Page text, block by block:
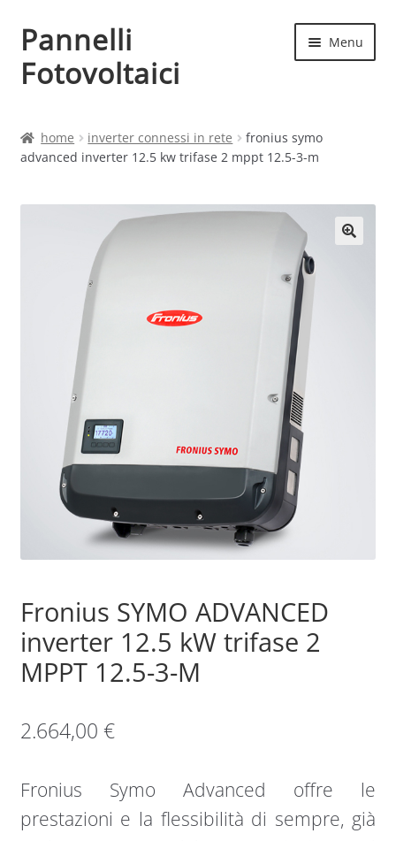
Vai
alla
navigazione
Vai
al
contenuto
Pannelli
Fotovoltaici
Menu
Cart
Checkout
My account
Produttori
Sample Page
home inverter connessi in rete
fronius symo
advanced inverter 12.5 kw trifase 2 mppt 12.5-3-m
Fronius SYMO ADVANCED
inverter 12.5 kW trifase 2
MPPT 12.5-3-M
2.664,00 €
Fronius Symo Advanced offre le
prestazioni e la flessibilità di sempre, già